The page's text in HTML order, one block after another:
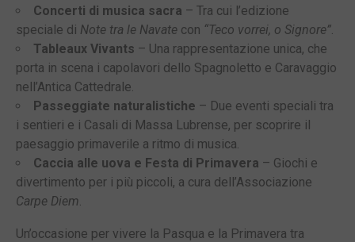
Concerti di musica sacra – Tra cui l’edizione
speciale di Note tra le Navate con “Teco vorrei, o Signore”
Tableaux Vivants – Una rappresentazione unica, che
porta in scena i capolavori dello Spagnoletto e Caravaggio
nell’Antica Cattedrale.
Passeggiate naturalistiche – Due eventi speciali tra
i sentieri e i Casali di Massa Lubrense, per scoprire il
paesaggio primaverile a ritmo di musica.
Caccia alle uova e Festa di Primavera – Giochi e
divertimento per i più piccoli, a cura dell’Associazione
Carpe Diem
Un’occasione per vivere la Pasqua e la Primavera tra